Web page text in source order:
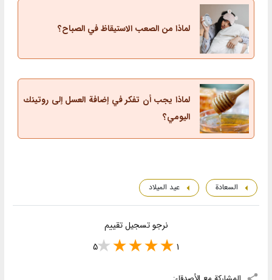
لماذا من الصعب الاستيقاظ في الصباح؟
لماذا يجب أن تفكر في إضافة العسل إلى روتينك
اليومي؟
السعادة عيد الميلاد
نرجو تسجيل تقييم
1
5